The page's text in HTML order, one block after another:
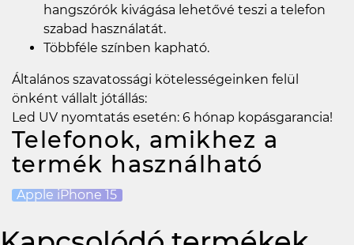
hangszórók kivágása lehetővé teszi a telefon
szabad használatát.
Többféle színben kapható.
Általános szavatossági kötelességeinken felül
önként vállalt jótállás:
Led UV nyomtatás esetén: 6 hónap kopásgarancia!
Telefonok, amikhez a
termék használható
Apple iPhone 15